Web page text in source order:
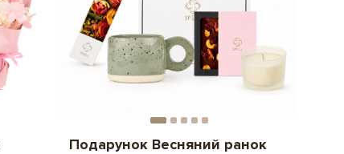
Подарунок Весняний ранок